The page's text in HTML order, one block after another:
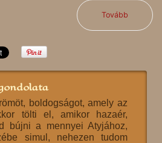
Tovább
boldogságot, amely az
tölti el, amikor hazaér,
bújni a mennyei Atyjához,
simul, nehezen tudom